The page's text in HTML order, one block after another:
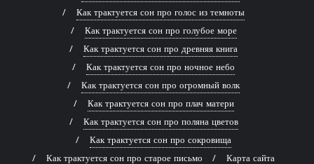
Как трактуется сон про голос из темноты
Как трактуется сон про голубое море
Как трактуется сон про древняя книга
Как трактуется сон про ночное небо
Как трактуется сон про огромный волк
Как трактуется сон про плач матери
Как трактуется сон про поляна цветов
Как трактуется сон про сокровища
Как трактуется сон про старое письмо
Карта сайта